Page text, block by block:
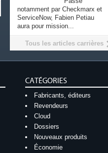
notamment par Checkmarx et
ServiceNow, Fabien Petiau
aura pour mission...
Tous les articles carrières
CATÉGORIES
Fabricants, éditeurs
Revendeurs
Cloud
Dossiers
Nouveaux produits
Économie